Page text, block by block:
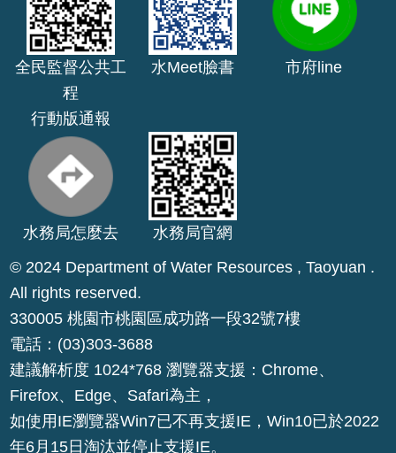
策
政
網
站
資
料
開
放
宣
告
全民監督公共工
程
行動版通報
水Meet臉書 市府line
水務局怎麼去
水務局官網
© 2024 Department of Water Resources , Taoyuan .
All rights reserved.
330005 桃園市桃園區成功路一段32號7樓
電話：(03)303-3688
建議解析度 1024*768 瀏覽器支援：Chrome、
Firefox、Edge、Safari為主，
如使用IE瀏覽器Win7已不再支援IE，Win10已於2022
年6月15日淘汰並停止支援IE。